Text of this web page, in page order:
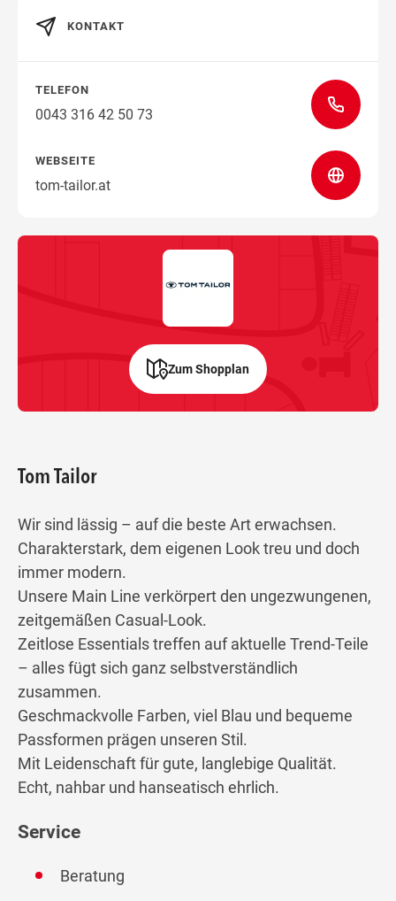
Tom Tailor
Wir sind lässig – auf die beste Art erwachsen.
Charakterstark, dem eigenen Look treu und doch
immer modern.
Unsere Main Line verkörpert den ungezwungenen,
zeitgemäßen Casual-Look.
Zeitlose Essentials treffen auf aktuelle Trend-Teile
– alles fügt sich ganz selbstverständlich
zusammen.
Geschmackvolle Farben, viel Blau und bequeme
Passformen prägen unseren Stil.
Mit Leidenschaft für gute, langlebige Qualität.
Echt, nahbar und hanseatisch ehrlich.
Service
Beratung
KONTAKT
TELEFON
0043 316 42 50 73
WEBSEITE
tom-tailor.at
Zum Shopplan